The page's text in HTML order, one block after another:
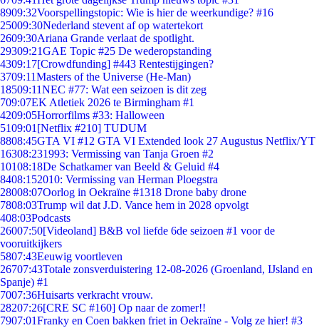
8909:32Voorspellingstopic: Wie is hier de weerkundige? #16
25009:30Nederland stevent af op watertekort
2609:30Ariana Grande verlaat de spotlight.
29309:21GAE Topic #25 De wederopstanding
4309:17[Crowdfunding] #443 Rentestijgingen?
3709:11Masters of the Universe (He-Man)
18509:11NEC #77: Wat een seizoen is dit zeg
709:07EK Atletiek 2026 te Birmingham #1
4209:05Horrorfilms #33: Halloween
5109:01 [Netflix #210] TUDUM
8808:45GTA VI #12 GTA VI Extended look 27 Augustus Netflix/YT
16308:231993: Vermissing van Tanja Groen #2
10108:18De Schatkamer van Beeld & Geluid #4
8408:152010: Vermissing van Herman Ploegstra
28008:07Oorlog in Oekraïne #1318 Drone baby drone
7808:03Trump wil dat J.D. Vance hem in 2028 opvolgt
408:03Podcasts
26007:50[Videoland] B&B vol liefde 6de seizoen #1 voor de
vooruitkijkers
5807:43Eeuwig voortleven
26707:43Totale zonsverduistering 12-08-2026 (Groenland, IJsland en
Spanje) #1
7007:36Huisarts verkracht vrouw.
28207:26[CRE SC #160] Op naar de zomer!!
7907:01Franky en Coen bakken friet in Oekraïne - Volg ze hier! #3